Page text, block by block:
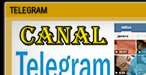
TELEGRAM